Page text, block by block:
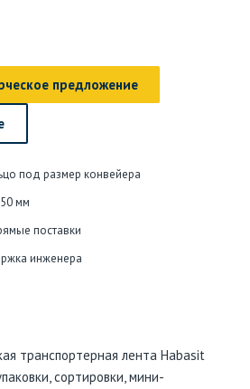
предложение
под размер конвейера
мм
поставки
инженера
транспортерная лента Habasit
сортировки, мини-